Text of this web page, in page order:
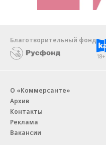
Благотворительный фонд
О «Коммерсанте»
Архив
Контакты
Реклама
Вакансии